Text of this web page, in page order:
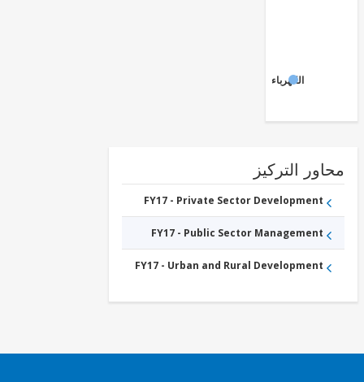
التركيز
FY17 - Private Sector Development
FY17 - Public Sector Management
FY17 - Urban and Rural Development